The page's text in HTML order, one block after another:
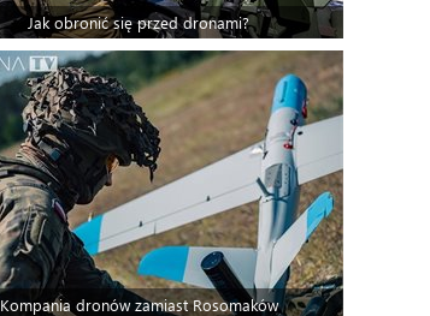
Jak obronić się przed dronami?
Kompania dronów zamiast Rosomaków